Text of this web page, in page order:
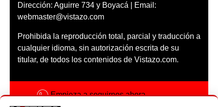
Dirección: Aguirre 734 y Boyacá | Email:
webmaster@vistazo.com
Prohibida la reproducción total, parcial y traducción a
cualquier idioma, sin autorización escrita de su
titular, de todos los contenidos de Vistazo.com.
Empieza a seguirnos ahora